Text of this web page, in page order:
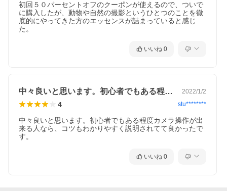
初回５０パーセントオフのクーポンが使えるので、ついで
に購入したが、動物や自然の撮影というひとつのことを徹
底的にやってきた方のエッセンスが詰まっていると感じ
た。
いいね 0
中々良いと思います。初心者でもある程度… 2022/1/2
4 stu********
中々良いと思います。初心者でもある程度カメラ操作が出
来る人なら、コツもわかりやすく説明されてて良かったで
す。
いいね 0